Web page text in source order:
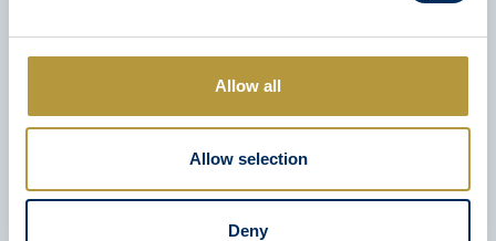
Allow all
Allow selection
Deny
NEWSLETTER